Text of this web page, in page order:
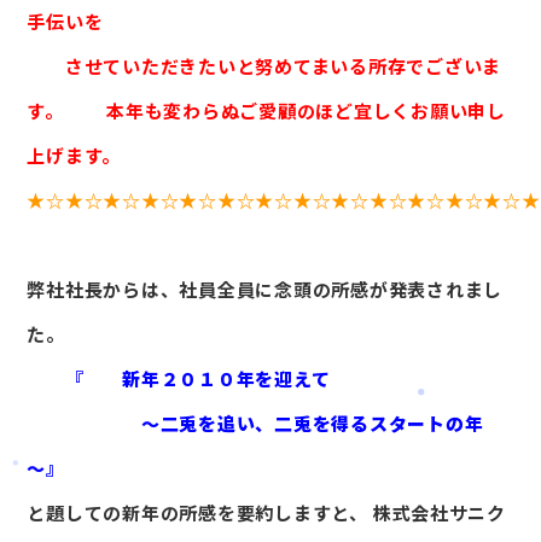
手伝いを
させていただきたいと努めてまいる所存でございま
す。 本年も変わらぬご愛顧のほど宜しくお願い申し
上げます。
★☆★☆★☆★☆★☆★☆★☆★☆★☆★☆★☆★☆★☆★
弊社社長からは、社員全員に念頭の所感が発表されまし
た。
『 新年２０１０年を迎えて
～二兎を追い、二兎を得るスタートの年
～』
と題しての新年の所感を要約しますと、 株式会社サニク